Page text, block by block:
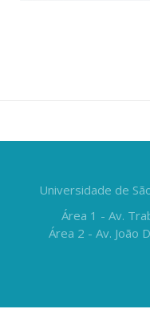
Universidade de
Área 1 - Av.
Área 2 - Av. João